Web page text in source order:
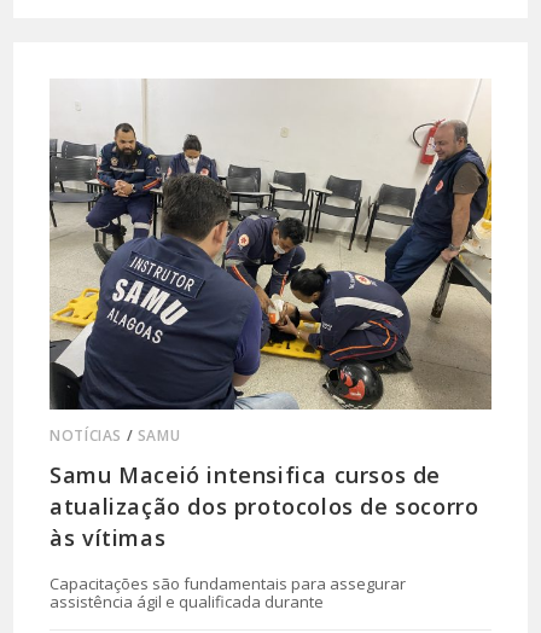
NOTÍCIAS / SAMU
Samu Maceió intensifica cursos de
atualização dos protocolos de socorro
às vítimas
Capacitações são fundamentais para assegurar
assistência ágil e qualificada durante